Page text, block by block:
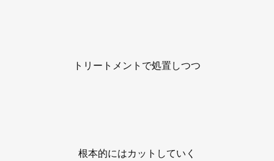
トリートメントで処置しつつ
根本的にはカットしていく